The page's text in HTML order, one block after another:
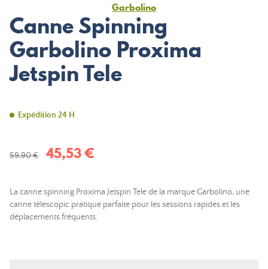
Garbolino
Canne Spinning
Garbolino Proxima
Jetspin Tele
Expédition 24 H
59,90 € 45,53 €
La canne spinning Proxima Jetspin Tele de la marque Garbolino, une
canne télescopic pratique parfaite pour les sessions rapides et les
déplacements fréquents.